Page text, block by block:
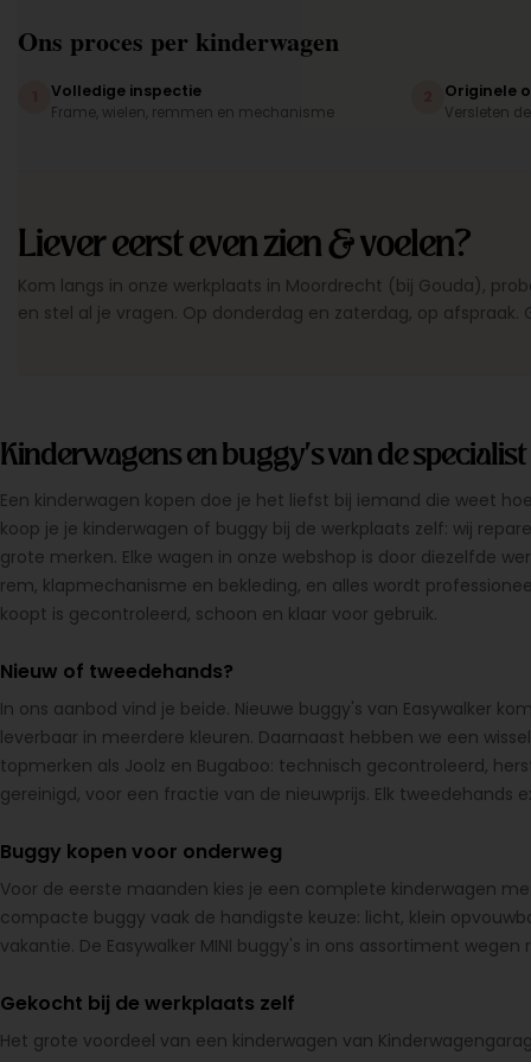
Ons proces per kinderwagen
Volledige inspectie
Frame, wielen, remmen en mechanisme
Originele
Versleten
Liever eerst even zien & voelen?
Kom langs in onze werkplaats in Moordrecht (bij Gouda),
en stel al je vragen. Op donderdag en zaterdag, op afspraak.
Kinderwagens en buggy's van de specialist
Een kinderwagen kopen doe je het liefst bij iemand die weet
koop je je kinderwagen of buggy bij de werkplaats zelf: wij
grote merken. Elke wagen in onze webshop is door diezelfde
rem, klapmechanisme en bekleding, en alles wordt
koopt is gecontroleerd, schoon en klaar voor gebruik.
Nieuw of tweedehands?
In ons aanbod vind je beide. Nieuwe buggy's van Easywalker
leverbaar in meerdere kleuren. Daarnaast hebben we een
topmerken als Joolz en Bugaboo: technisch gecontroleerd,
gereinigd, voor een fractie van de nieuwprijs. Elk tweedehands
Buggy kopen voor onderweg
Voor de eerste maanden kies je een complete kinderwagen
compacte buggy vaak de handigste keuze: licht, klein
vakantie. De Easywalker MINI buggy's in ons assortiment
Gekocht bij de werkplaats zelf
Het grote voordeel van een kinderwagen van